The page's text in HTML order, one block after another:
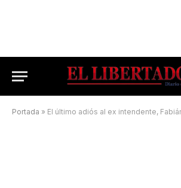
Portada » El último adiós al ex intendente,